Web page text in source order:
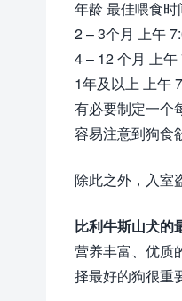
年龄 最佳喂食时
2 – 3个月 上午
4 – 12 个月 上
1年及以上 上午
有必要制定一个
容易注意到狗食
除此之外，入室
比利牛斯山犬的
营养丰富、优质
择最好的狗很重